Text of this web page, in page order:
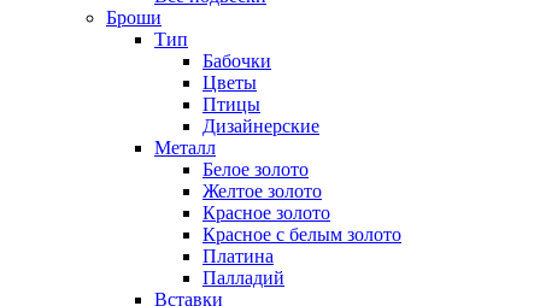
Броши
Тип
Бабочки
Цветы
Птицы
Дизайнерские
Металл
Белое золото
Желтое золото
Красное золото
Красное с белым золото
Платина
Палладий
Вставки